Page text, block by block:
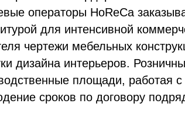
операторы HoReCa
для интенсивной
чертежи мебельных
дизайна интерьеров.
площади, работая
сроков по договору